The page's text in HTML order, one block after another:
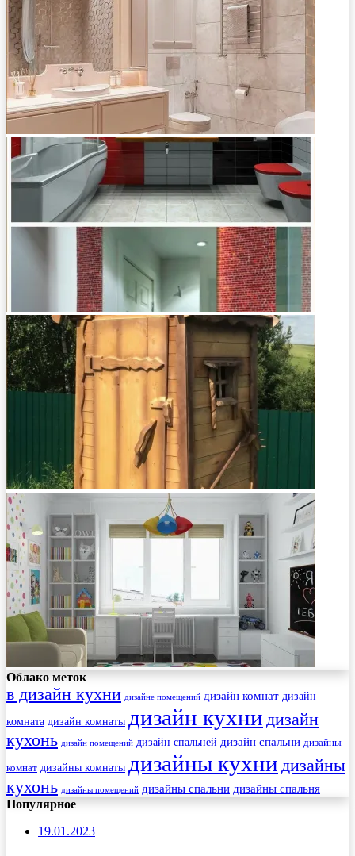
Облако меток
в дизайн кухни дизайне помещений дизайн комнат дизайн
комната дизайн комнаты дизайн кухни дизайн
кухонь дизайн помещений дизайн спальней дизайн спальни дизайны
комнат дизайны комнаты дизайны кухни дизайны
кухонь дизайны помещений дизайны спальни дизайны спальня
Популярное
19.01.2023